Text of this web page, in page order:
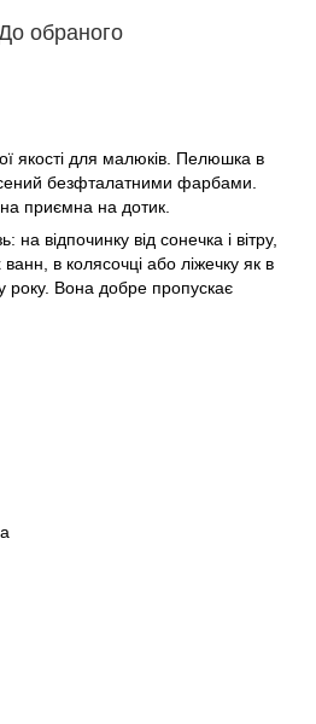
обраного
якості для малюків. Пелюшка в
безфталатними фарбами.
приємна на дотик.
на відпочинку від сонечка і вітру,
в колясочці або ліжечку як в
року. Вона добре пропускає